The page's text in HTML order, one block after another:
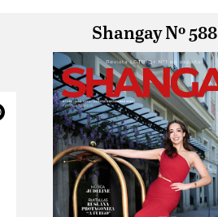
Shangay Nº 588